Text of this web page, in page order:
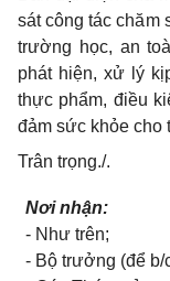
sát công tác chăm
trường học, an
phát hiện, xử lý
thực phẩm, điều
đảm sức khỏe cho
Trân trọng./.
Nơi nhận:
- Như trên;
- Bộ trưởng (để b/